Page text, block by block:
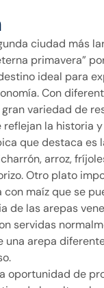
ciudad más
primavera”
ideal para
Con
variedad de
la historia
que destaca es
arroz,
Otro plato
con maíz que se
de las arepas
servidas
una arepa
oportunidad de